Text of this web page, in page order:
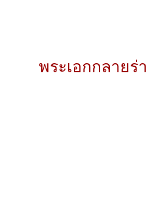
พระเอกกลาย